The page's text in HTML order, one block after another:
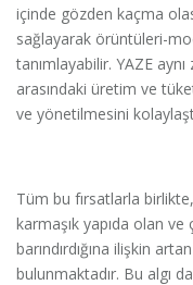
içinde gözden kaçma
sağlayarak örüntüleri-
tanımlayabilir. YAZE
arasındaki üretim ve
ve yönetilmesini
Tüm bu fırsatlarla
karmaşık yapıda olan
barındırdığına ilişkin
bulunmaktadır. Bu algı